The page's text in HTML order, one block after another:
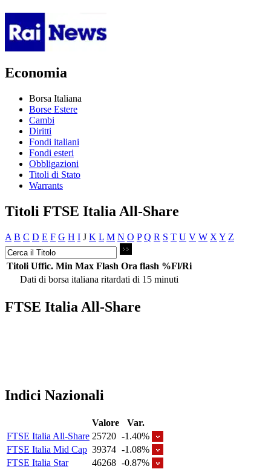
Economia
Borsa Italiana
Borse Estere
Cambi
Diritti
Fondi italiani
Fondi esteri
Obbligazioni
Titoli di Stato
Warrants
Titoli FTSE Italia All-Share
A B C D E F G H I J K L M N O P Q R S T U V W X Y Z
Titoli Uffic. Min Max Flash Ora flash %Fl/Ri
Dati di borsa italiana ritardati di 15 minuti
FTSE Italia All-Share
Indici Nazionali
Valore
Var.
FTSE Italia All-Share 25720 -1.40%
FTSE Italia Mid Cap 39374 -1.08%
FTSE Italia Star
46268 -0.87%